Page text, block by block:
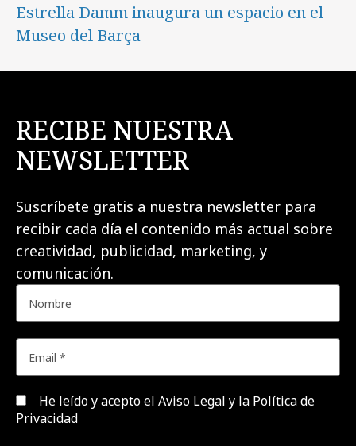
Estrella Damm inaugura un espacio en el
Museo del Barça
RECIBE NUESTRA
NEWSLETTER
Suscríbete gratis a nuestra newsletter para
recibir cada día el contenido más actual sobre
creatividad, publicidad, marketing, y
comunicación.
He leído y acepto el Aviso Legal y la Política de
Privacidad